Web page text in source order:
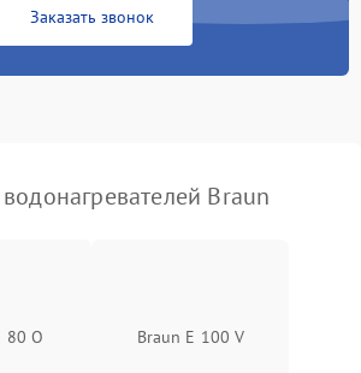
Заказать звонок
Braun
80 O Braun E 100 V